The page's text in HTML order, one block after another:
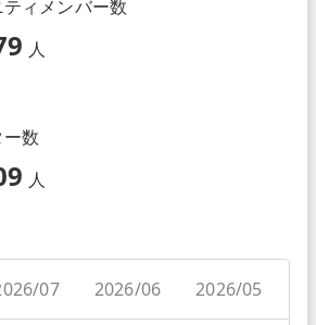
ィメンバー数
人
数
人
07 2026/06 2026/05